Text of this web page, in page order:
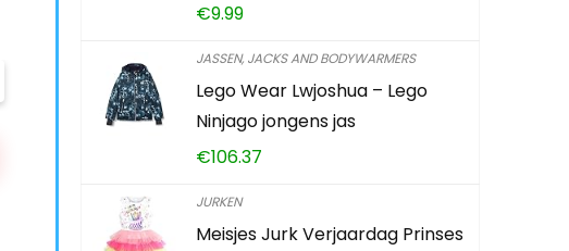
€9.99
JASSEN, JACKS AND BODYWARMERS
Lego Wear Lwjoshua – Lego
Ninjago jongens jas
€106.37
JURKEN
Meisjes Jurk Verjaardag Prinses